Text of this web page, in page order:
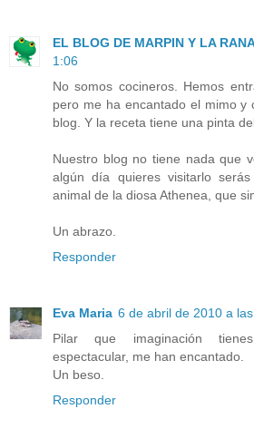
EL BLOG DE MARPIN Y LA
1:06
No somos cocineros. Hemos
pero me ha encantado el mimo y
blog. Y la receta tiene una pinta
Nuestro blog no tiene nada que
algún día quieres visitarlo
animal de la diosa Athenea, que
Un abrazo.
Responder
Eva Maria 6 de abril de 2010 a
Pilar que imaginación
espectacular, me han encantado.
Un beso.
Responder